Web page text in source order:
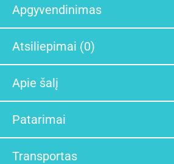
Apgyvendinimas
Atsiliepimai (0)
Apie šalį
Patarimai
Transportas